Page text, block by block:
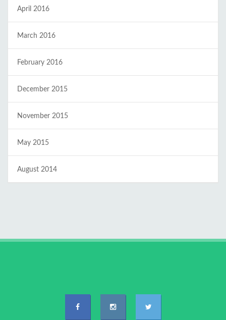
April 2016
March 2016
February 2016
December 2015
November 2015
May 2015
August 2014